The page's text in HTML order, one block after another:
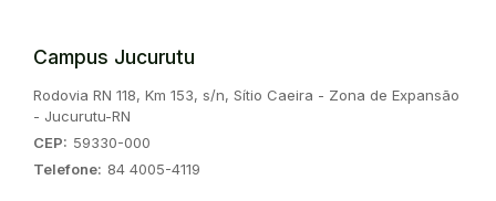
Campus Jucurutu
Endereço:
Rodovia RN 118, Km 153, s/n, Sítio Caeira - Zona de Expansão
- Jucurutu-RN
CEP: 59330-000
Telefone: 84 4005-4119